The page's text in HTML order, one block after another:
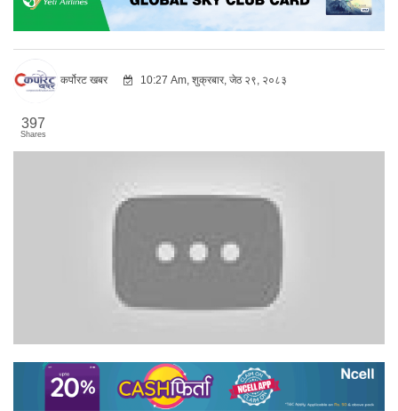
कर्पोरट खबर 10:27 Am, शुक्रबार, जेठ २९, २०८३
397
Shares